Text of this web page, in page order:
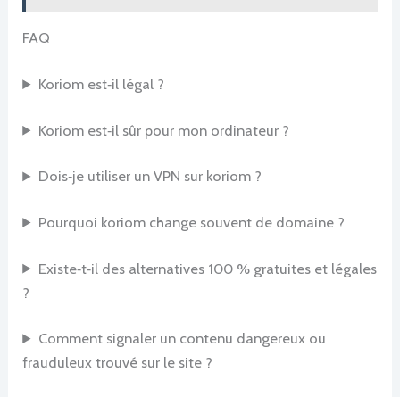
FAQ
Koriom est‑il légal ?
Koriom est‑il sûr pour mon ordinateur ?
Dois‑je utiliser un VPN sur koriom ?
Pourquoi koriom change souvent de domaine ?
Existe‑t‑il des alternatives 100 % gratuites et légales
?
Comment signaler un contenu dangereux ou
frauduleux trouvé sur le site ?